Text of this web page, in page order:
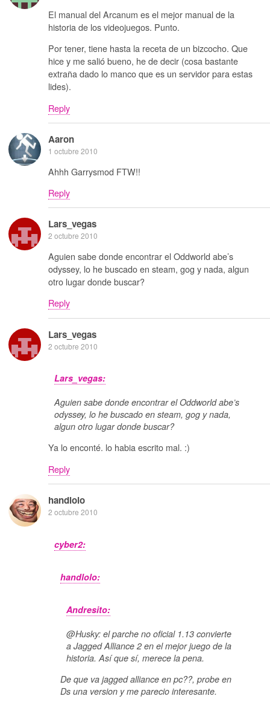
El manual del Arcanum es el mejor manual de la
historia de los videojuegos. Punto.
Por tener, tiene hasta la receta de un bizcocho. Que
hice y me salió bueno, he de decir (cosa bastante
extraña dado lo manco que es un servidor para estas
lides).
Reply
Aaron
1 octubre 2010
Ahhh Garrysmod FTW!!
Reply
Lars_vegas
2 octubre 2010
Aguien sabe donde encontrar el Oddworld abe’s
odyssey, lo he buscado en steam, gog y nada, algun
otro lugar donde buscar?
Reply
Lars_vegas
2 octubre 2010
Lars_vegas:
Aguien sabe donde encontrar el Oddworld abe’s
odyssey, lo he buscado en steam, gog y nada,
algun otro lugar donde buscar?
Ya lo enconté. lo habia escrito mal. :)
Reply
handlolo
2 octubre 2010
cyber2:
handlolo:
Andresito:
@Husky: el parche no oficial 1.13 convierte
a Jagged Alliance 2 en el mejor juego de la
historia. Así que sí, merece la pena.
De que va jagged alliance en pc??, probe en
Ds una version y me parecio interesante.